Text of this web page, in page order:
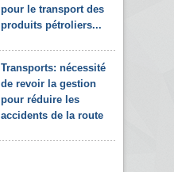
pour le transport des
produits pétroliers...
Transports: nécessité
de revoir la gestion
pour réduire les
accidents de la route